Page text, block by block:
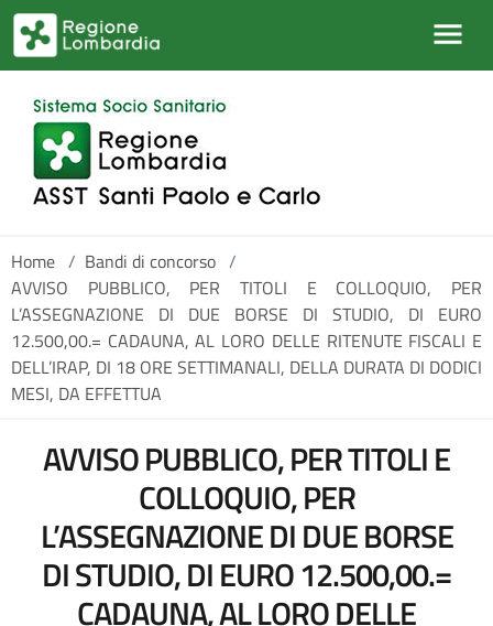
Salta al contenuto principale
Home / Bandi di concorso /
AVVISO PUBBLICO, PER TITOLI E COLLOQUIO, PER
L’ASSEGNAZIONE DI DUE BORSE DI STUDIO, DI EURO
12.500,00.= CADAUNA, AL LORO DELLE RITENUTE FISCALI E
DELL’IRAP, DI 18 ORE SETTIMANALI, DELLA DURATA DI DODICI
MESI, DA EFFETTUA
AVVISO PUBBLICO, PER TITOLI E
COLLOQUIO, PER
L’ASSEGNAZIONE DI DUE BORSE
DI STUDIO, DI EURO 12.500,00.=
CADAUNA, AL LORO DELLE